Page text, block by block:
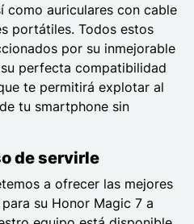
como auriculares con cable
portátiles. Todos estos
por su inmejorable
perfecta compatibilidad
te permitirá explotar al
tu smartphone sin
de servirle
a ofrecer las mejores
su Honor Magic 7 a